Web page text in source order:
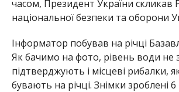
часом, Президент України скликав
національної безпеки та оборони
Інформатор побував на річці
Як бачимо на фото, рівень води не
підтверджують і місцеві рибалки,
бувають на річці. Знімки зроблені